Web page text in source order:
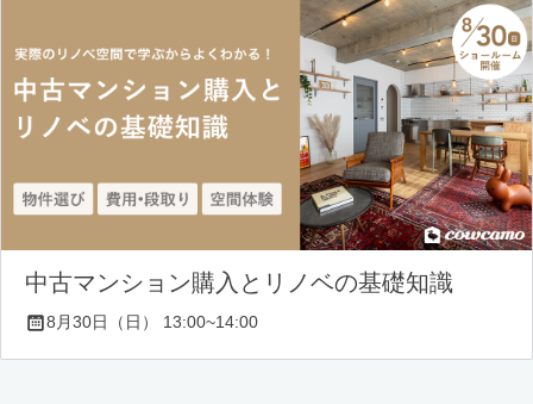
中古マンション購入とリノベの基礎知識
8月30日（日） 13:00~14:00